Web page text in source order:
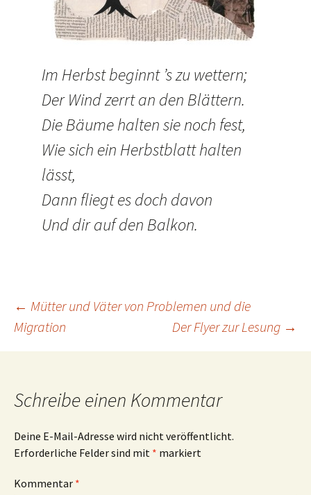
Im Herbst beginnt ’s zu wettern;
Der Wind zerrt an den Blättern.
Die Bäume halten sie noch fest,
Wie sich ein Herbstblatt halten
lässt,
Dann fliegt es doch davon
Und dir auf den Balkon.
Beitragsnavigation
← Mütter und Väter von Problemen und die
Migration
Der Flyer zur Lesung →
Schreibe einen Kommentar
Deine E-Mail-Adresse wird nicht veröffentlicht.
Erforderliche Felder sind mit * markiert
Kommentar *